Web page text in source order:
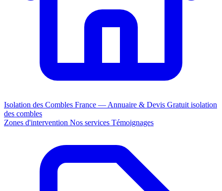
Isolation des Combles France — Annuaire & Devis Gratuit isolation
des combles
Zones d'intervention Nos services Témoignages